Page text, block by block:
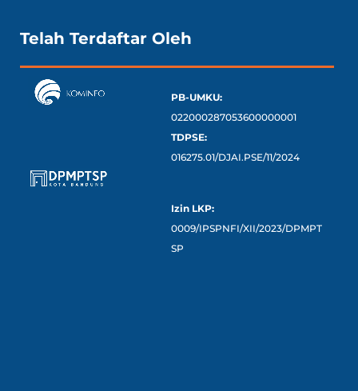
Telah Terdaftar Oleh
PB-UMKU:
022000287053600000001
TDPSE:
016275.01/DJAI.PSE/11/2024
Izin LKP:
0009/IPSPNFI/XII/2023/DPMPT
SP